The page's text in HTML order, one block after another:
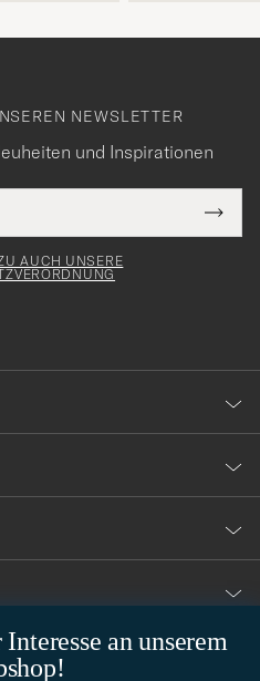
an unserem
NEWSLETTER
und Inspirationen
AUCH UNSERE